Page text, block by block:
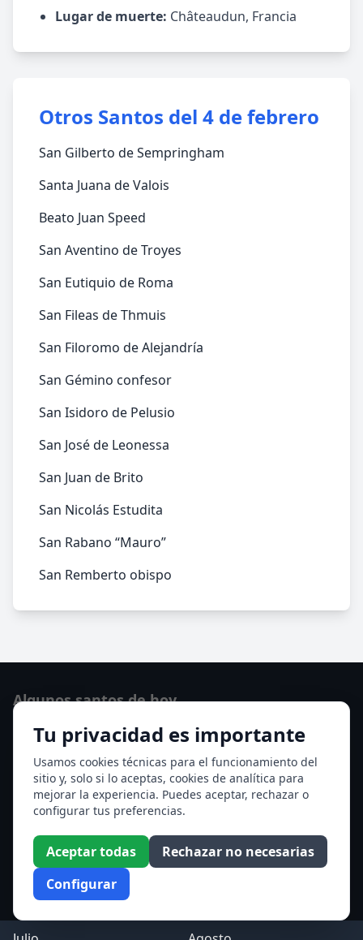
Lugar de muerte: Châteaudun, Francia
Otros Santos del 4 de febrero
San Gilberto de Sempringham
Santa Juana de Valois
Beato Juan Speed
San Aventino de Troyes
San Eutiquio de Roma
San Fileas de Thmuis
San Filoromo de Alejandría
San Gémino confesor
San Isidoro de Pelusio
San José de Leonessa
San Juan de Brito
San Nicolás Estudita
San Rabano “Mauro”
San Remberto obispo
Tu privacidad es importante
Usamos cookies técnicas para el funcionamiento del
sitio y, solo si lo aceptas, cookies de analítica para
mejorar la experiencia. Puedes aceptar, rechazar o
configurar tus preferencias.
Aceptar todas
Rechazar no necesarias
Configurar
Algunos santos de hoy
Santo Domingo de Guzmán
Ver todos los santos de hoy
Acceso a los Meses
Enero
Febrero
Marzo
Abril
Mayo